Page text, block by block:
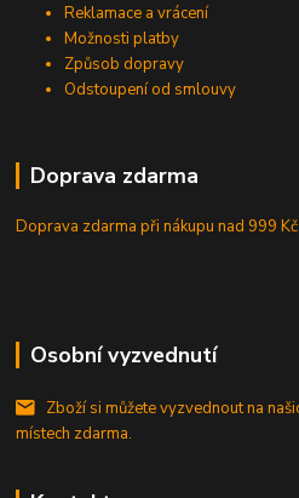
Reklamace a vrácení
Možnosti platby
Způsob dopravy
Odstoupení od smlouvy
Doprava zdarma
Doprava zdarma při nákupunad 999 Kč
Osobní vyzvednutí
Zboží si můžete vyzvednout na
místech zdarma.